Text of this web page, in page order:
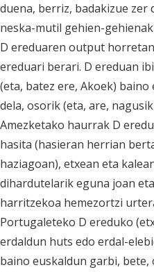
duena, berriz, badakizue zer
neska-mutil gehien-gehienak
D ereduaren output
ereduari berari. D ereduan
(eta, batez ere, Akoek) baino
dela, osorik (eta, are,
Amezketako haurrak D
hasita (hasieran herrian
haziagoan), etxean eta
dihardutelarik eguna joan
harritzekoa hemezortzi
Portugaleteko D ereduko
erdaldun huts edo erdal-
baino euskaldun garbi, bete,